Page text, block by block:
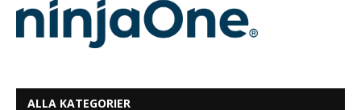
ALLA KATEGORIER